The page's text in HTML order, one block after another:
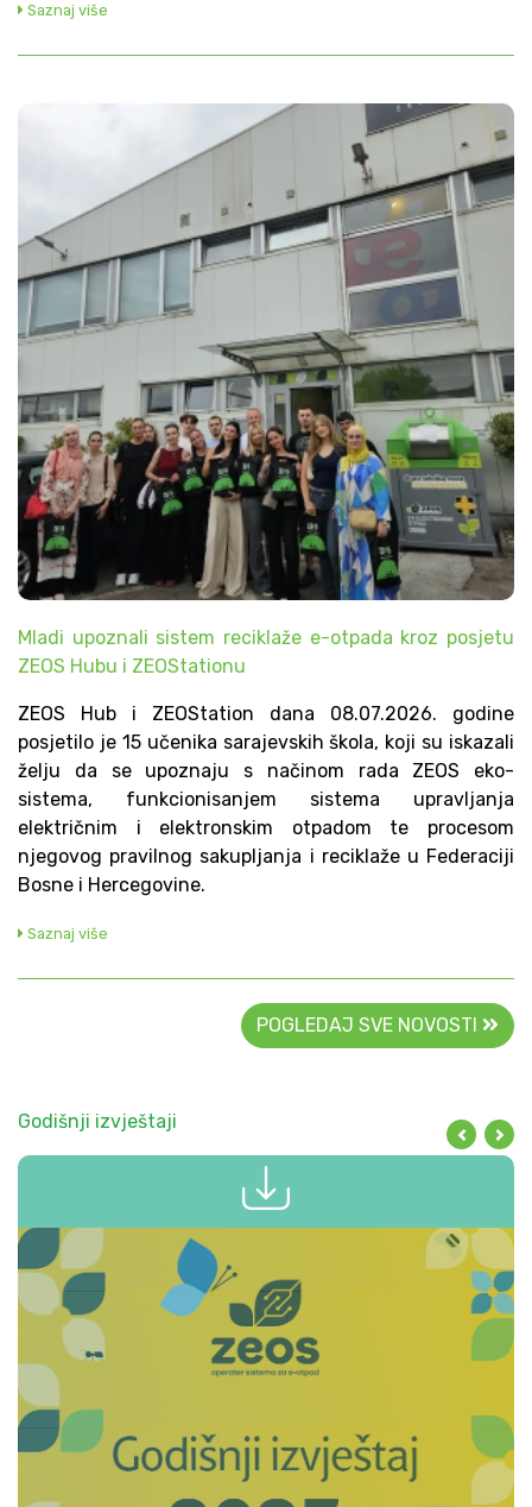
Saznaj više
Mladi upoznali sistem reciklaže e-otpada kroz posjetu
ZEOS Hubu i ZEOStationu
ZEOS Hub i ZEOStation dana 08.07.2026. godine
posjetilo je 15 učenika sarajevskih škola, koji su iskazali
želju da se upoznaju s načinom rada ZEOS eko-
sistema, funkcionisanjem sistema upravljanja
električnim i elektronskim otpadom te procesom
njegovog pravilnog sakupljanja i reciklaže u Federaciji
Bosne i Hercegovine.
Saznaj više
POGLEDAJ SVE NOVOSTI
Godišnji izvještaji